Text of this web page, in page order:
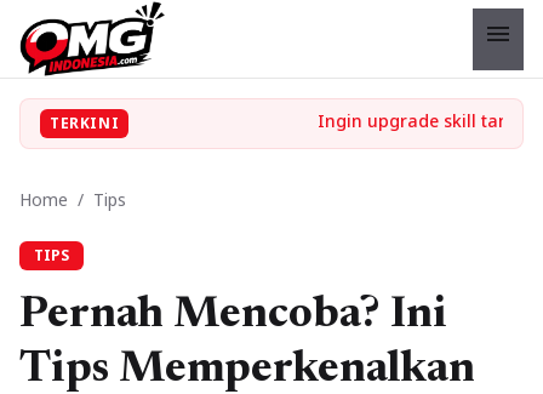
menu
TERKINI
Home / Tips
TIPS
Pernah Mencoba? Ini
Tips Memperkenalkan